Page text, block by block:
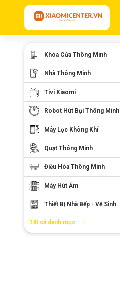
Khóa Cửa Thông Minh
Nhà Thông Minh
Tivi Xiaomi
Robot Hút Bụi Thông Minh
Máy Lọc Không Khí
Quạt Thông Minh
Điều Hòa Thông Minh
Máy Hút Ẩm
Thiết Bị Nhà Bếp - Vệ Sinh
Tất cả danh mục